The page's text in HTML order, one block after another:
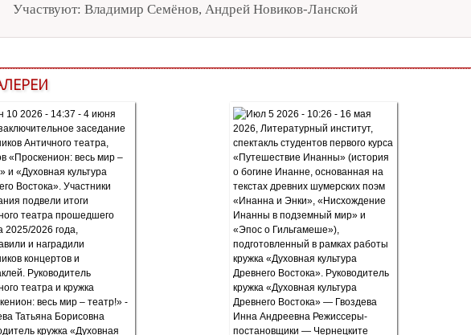
Участвуют: Владимир Семёнов, Андрей Новиков-Ланской